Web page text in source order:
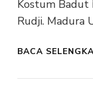
Kostum Badut
Rudji. Madura
BACA